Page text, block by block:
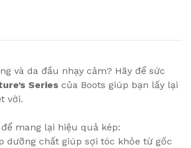
và da đầu nhạy cảm? Hãy để sức
Series của Boots giúp bạn lấy lại
vời.
mang lại hiệu quả kép:
dưỡng chất giúp sợi tóc khỏe từ gốc